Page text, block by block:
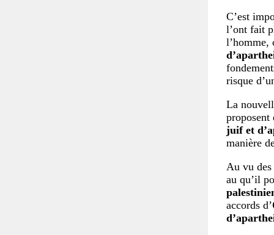
C’est
l’ont fait
l’homme,
risque
La
proposent
juif et
manière
Au vu des
au qu’il
accords d’